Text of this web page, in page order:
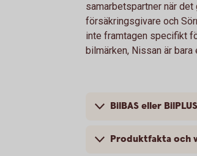
samarbetspartner när
försäkringsgivare och
inte framtagen specifikt
bilmärken, Nissan är bara
BilBAS eller
Produktfakta och